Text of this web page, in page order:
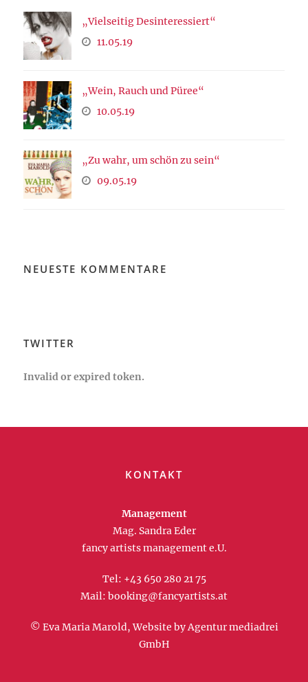
„Vielseitig Desinteressiert“
11.05.19
„Wein, Rauch und Püree“
10.05.19
„Zu wahr, um schön zu sein“
09.05.19
NEUESTE KOMMENTARE
TWITTER
Invalid or expired token.
KONTAKT
Management
Mag. Sandra Eder
fancy artists management e.U.
Tel: +43 650 280 21 75
Mail: booking@fancyartists.at
© Eva Maria Marold, Website byAgentur mediadrei
GmbH